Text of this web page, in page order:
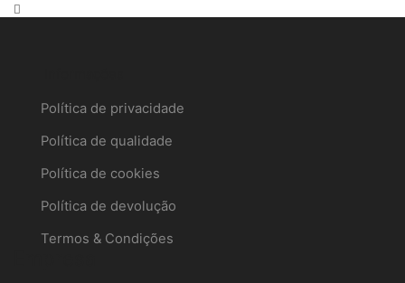
Política de privacidade
Política de qualidade
Política de cookies
Política de devolução
Termos & Condições